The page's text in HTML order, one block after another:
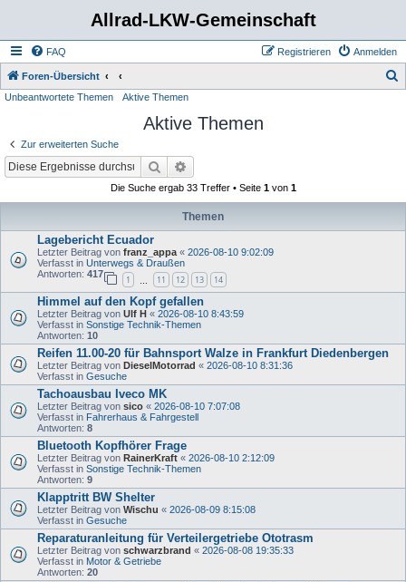
Allrad-LKW-Gemeinschaft
FAQ Anmelden
Registrieren
Foren-Übersicht
Unbeantwortete Themen Aktive Themen
Aktive Themen
Zur erweiterten Suche
Suche
Die Suche ergab 33 Treffer • Seite 1von 1
Themen
Lagebericht Ecuador
Letzter Beitrag von franz_appa « 2026-08-10 9:02:09
Verfasst in Unterwegs & Draußen
Antworten: 417
1 11 12 13 14
Himmel auf den Kopf gefallen
Letzter Beitrag von Ulf H « 2026-08-10 8:43:59
Verfasst in Sonstige Technik-Themen
Antworten: 10
Reifen 11.00-20 für Bahnsport Walze in Frankfurt Diedenbergen
Letzter Beitrag von DieselMotorrad « 2026-08-10 8:31:36
Verfasst in Gesuche
Tachoausbau Iveco MK
Letzter Beitrag von sico « 2026-08-10 7:07:08
Verfasst in Fahrerhaus & Fahrgestell
Antworten: 8
Bluetooth Kopfhörer Frage
Letzter Beitrag von RainerKraft « 2026-08-10 2:12:09
Verfasst in Sonstige Technik-Themen
Antworten: 9
Klapptritt BW Shelter
Letzter Beitrag von Wischu « 2026-08-09 8:15:08
Verfasst in Gesuche
Reparaturanleitung für Verteilergetriebe Ototrasm
Letzter Beitrag von schwarzbrand « 2026-08-08 19:35:33
Verfasst in Motor & Getriebe
Antworten: 20